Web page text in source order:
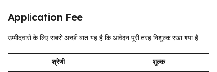
Application Fee
उम्मीदवारों के लिए सबसे अच्छी बात यह है कि आवेदन पूरी तरह निशुल्क रखा गया है।
श्रेणी शुल्क